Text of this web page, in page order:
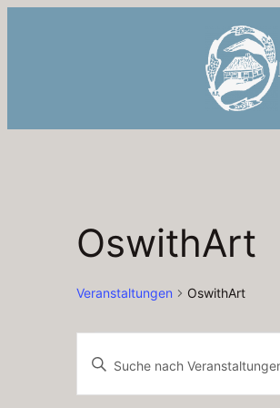
OswithArt
Veranstaltungen OswithArt
Bitte
Schlüsselwort